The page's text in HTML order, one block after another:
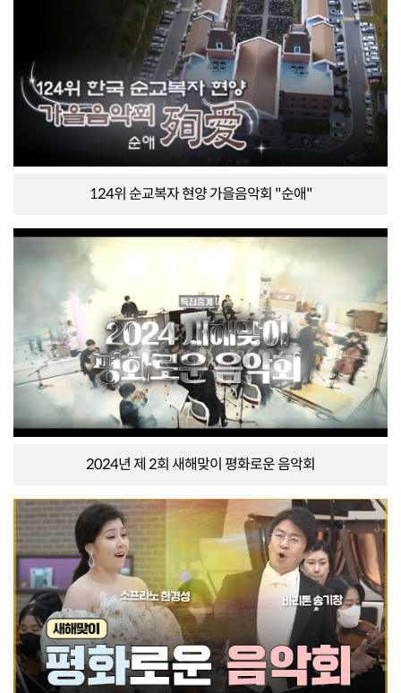
124위 순교복자 현양 가을음악회 "순애"
2024년 제 2회 새해맞이 평화로운 음악회